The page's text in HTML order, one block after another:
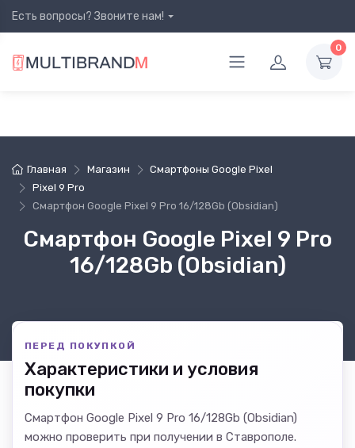
Есть вопросы? Звоните нам!
0
Главная Магазин
Смартфоны Google Pixel
Pixel 9 Pro
Смартфон Google Pixel 9 Pro 16/128Gb (Obsidian)
Смартфон Google Pixel 9 Pro
16/128Gb (Obsidian)
ПЕРЕД ПОКУПКОЙ
Характеристики и условия
покупки
Смартфон Google Pixel 9 Pro 16/128Gb (Obsidian)
можно проверить при получении в Ставрополе.